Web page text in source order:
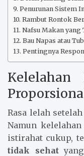
Penurunan Sistem
Rambut Rontok
Nafsu Makan yang
Bau Napas atau
Pentingnya
Rasa lelah
Namun
istirahat cukup,
tidak sehatyang